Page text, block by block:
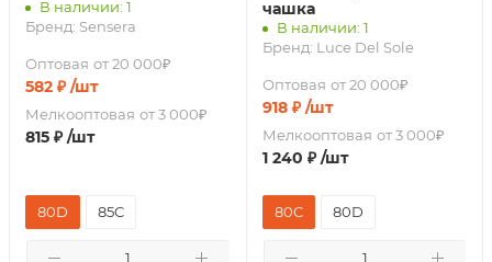
В наличии: 1
Бренд: Sensera
Оптовая от 20 000₽
582 ₽ /шт
Мелкооптовая от 3 000₽
815 ₽ /шт
80D 85C
чашка
В наличии: 1
Бренд: Luce Del Sole
Оптовая от 20 000₽
918₽ /шт
Мелкооптовая от 3 000₽
1 240 ₽ /шт
80C 80D